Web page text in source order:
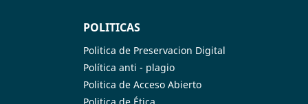
POLITICAS
Politica de Preservacion Digital
Política anti - plagio
Politica de Acceso Abierto